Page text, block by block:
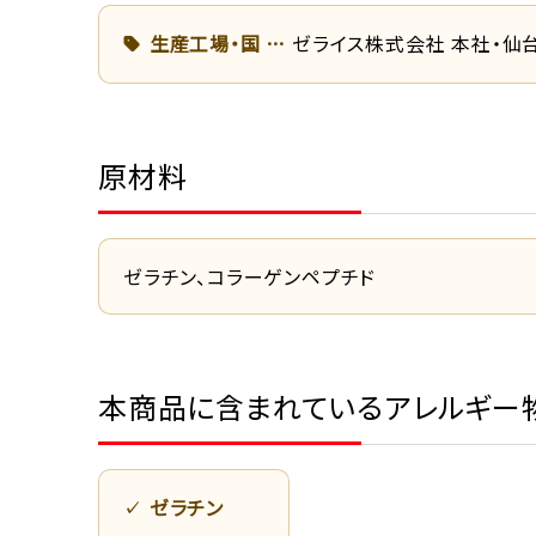
生産工場・国 ゼライス株式会社 本社・仙
原材料
ゼラチン、コラーゲンペプチド
本商品に含まれているアレルギー
ゼラチン